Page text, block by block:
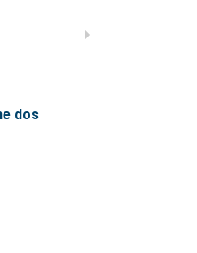
Judiciária e Ciência de
Grau
de Jurisprudência
à Saúde de Magistrados e
dos